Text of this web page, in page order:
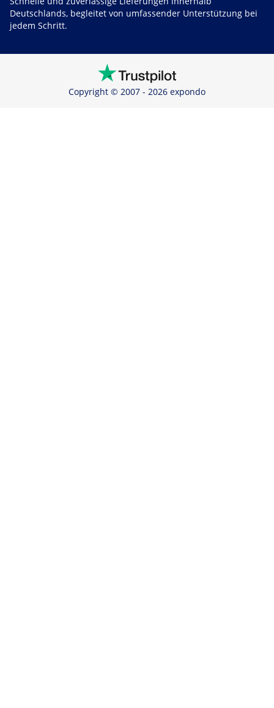
Deutschlands, begleitet von umfassender Unterstützung bei
jedem Schritt.
Copyright © 2007 - 2026 expondo